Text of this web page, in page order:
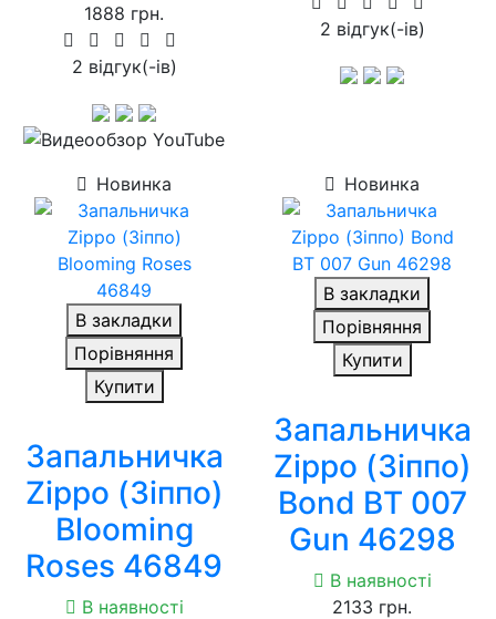
1888 грн.
2 вiдгук(-iв)
2 вiдгук(-iв)
Новинка
В закладки
Порівняння
Купити
Запальничка
Zippo (Зіппо)
Blooming
Roses 46849
В наявності
Новинка
В закладки
Порівняння
Купити
Запальничка
Zippo (Зіппо)
Bond BT 007
Gun 46298
В наявності
2133 грн.